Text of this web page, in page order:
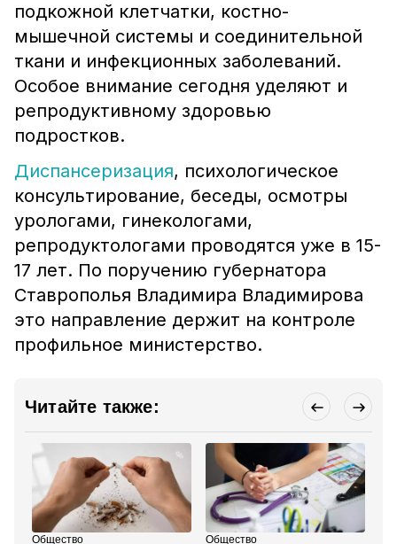
подкожной клетчатки, костно-
мышечной системы и соединительной
ткани и инфекционных заболеваний.
Особое внимание сегодня уделяют и
репродуктивному здоровью
подростков.
Диспансеризация, психологическое
консультирование, беседы, осмотры
урологами, гинекологами,
репродуктологами проводятся уже в 15-
17 лет. По поручению губернатора
Ставрополья Владимира Владимирова
это направление держит на контроле
профильное министерство.
Читайте также:
Общество Общество